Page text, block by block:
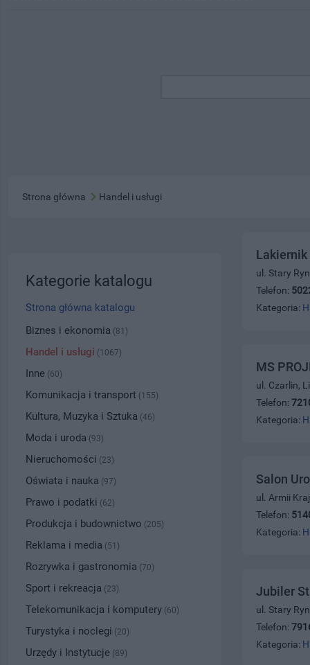
Strona główna Handel i usługi
ul. Stary
Telefon:
Kategoria:
MS
ul. Czarlin,
Telefon:
Kategoria:
Salon
ul. Armii
Telefon:
Kategoria:
Jubiler
ul. Stary
Telefon:
Kategoria:
Kategorie katalogu
Strona główna katalogu
Biznes i ekonomia (81)
Handel i usługi (1067)
Inne (60)
Komunikacja i transport (155)
Kultura, Muzyka i Sztuka (46)
Moda i uroda (93)
Nieruchomości (23)
Oświata i nauka (97)
Prawo i podatki (62)
Produkcja i budownictwo (205)
Reklama i media (51)
Rozrywka i gastronomia (70)
Sport i rekreacja (23)
Telekomunikacja i komputery (60)
Turystyka i noclegi (20)
Urzędy i Instytucje (89)